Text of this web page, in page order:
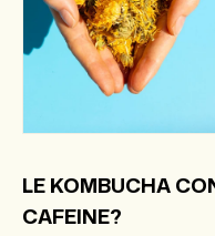
LE KOMBUCHA
CAFEINE?